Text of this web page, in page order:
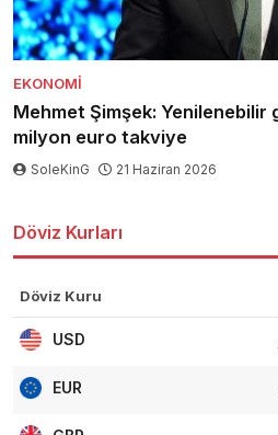
EKONOMI
Mehmet Şimşek: Yenilenebilir
milyon euro takviye
SoleKinG 21 Haziran 2026
Döviz Kurları
Döviz Kuru
USD
EUR